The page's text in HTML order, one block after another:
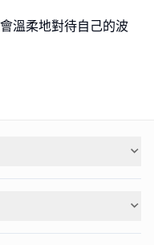
溫柔地對待自己的波